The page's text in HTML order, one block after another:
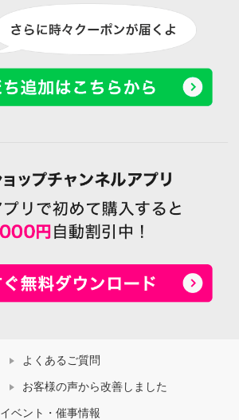
よくあるご質問
お客様の声から改善しました
イベント・催事情報